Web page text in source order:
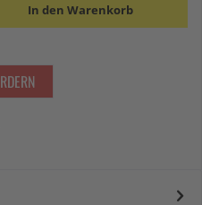
In den Warenkorb